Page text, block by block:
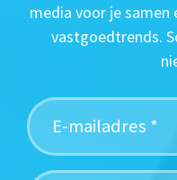
media voor je samen
vastgoedtrends.